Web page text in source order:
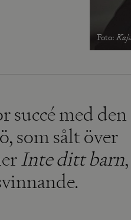
Foto:
med den
som sålt över
Inte ditt barn,